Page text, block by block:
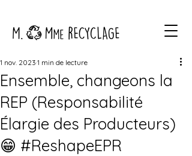
Ensemble, changeons la
REP (Responsabilité
Élargie des Producteurs)
😁 #ReshapeEPR
1 nov. 2023 1 min de lecture